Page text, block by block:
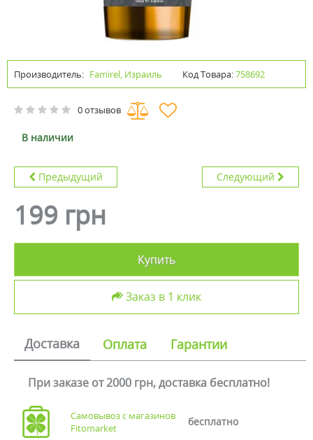
Производитель: Famirel, Израиль Код Товара:758692
0 отзывов
В наличии
Предыдущий Следующий
199 грн
Купить
Заказ в 1 клик
Доставка Оплата Гарантии
При заказе от 2000 грн, доставка бесплатно!
Самовывоз с магазинов
Fitomarket
бесплатно